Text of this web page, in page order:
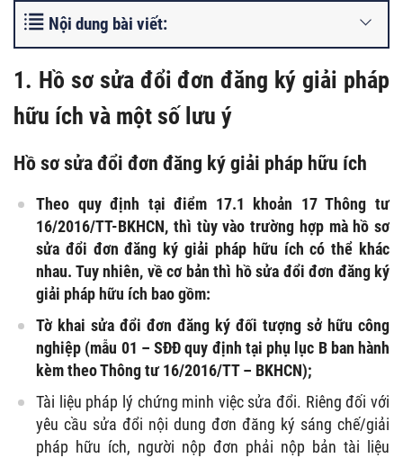
Nội dung bài viết:
1. Hồ sơ sửa đổi đơn đăng ký giải pháp
hữu ích và một số lưu ý
Hồ sơ sửa đổi đơn đăng ký giải pháp hữu ích
Theo quy định tại điểm 17.1 khoản 17 Thông tư
16/2016/TT-BKHCN, thì tùy vào trường hợp mà hồ sơ
sửa đổi đơn đăng ký giải pháp hữu ích có thể khác
nhau. Tuy nhiên, về cơ bản thì hồ sửa đổi đơn đăng ký
giải pháp hữu ích bao gồm:
Tờ khai sửa đổi đơn đăng ký đối tượng sở hữu công
nghiệp (mẫu 01 – SĐĐ quy định tại phụ lục B ban hành
kèm theo Thông tư 16/2016/TT – BKHCN);
Tài liệu pháp lý chứng minh việc sửa đổi. Riêng đối với
yêu cầu sửa đổi nội dung đơn đăng ký sáng chế/giải
pháp hữu ích, người nộp đơn phải nộp bản tài liệu